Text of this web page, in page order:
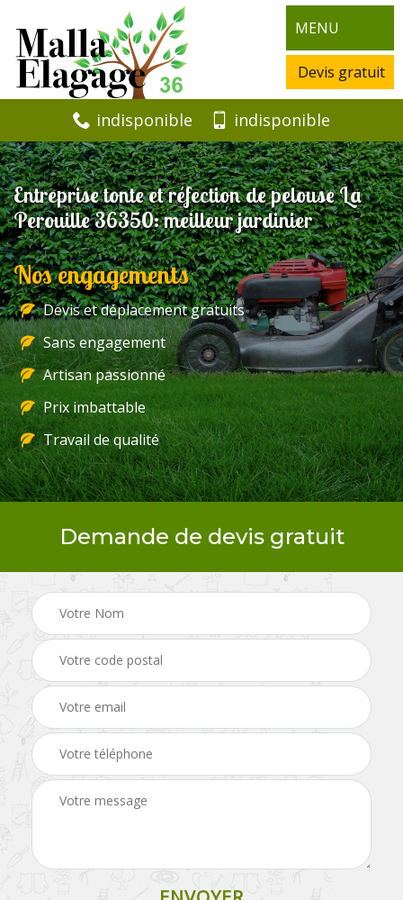
MENU
Devis gratuit
indisponible indisponible
Entreprise tonte et réfection de pelouse La
Perouille 36350: meilleur jardinier
Nos engagements
Devis et déplacement gratuits
Sans engagement
Artisan passionné
Prix imbattable
Travail de qualité
Demande de devis gratuit